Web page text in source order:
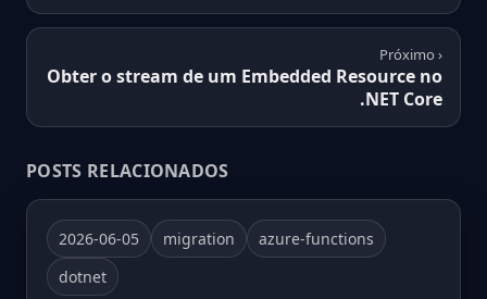
Próximo ›
Obter o stream de um Embedded Resource no
.NET Core
POSTS RELACIONADOS
2026-06-05 migration
azure-functions
dotnet